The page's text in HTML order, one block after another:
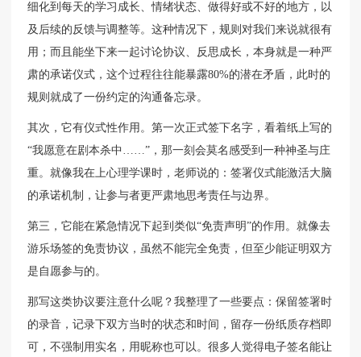
细化到每天的学习成长、情绪状态、做得好或不好的地方，以
及后续的反馈与调整等。这种情况下，规则对我们来说就很有
用；而且能坐下来一起讨论协议、反思成长，本身就是一种严
肃的承诺仪式，这个过程往往能暴露80%的潜在矛盾，此时的
规则就成了一份约定的沟通备忘录。
其次，它有仪式性作用。第一次正式签下名字，看着纸上写的
“我愿意在剧本杀中……”，那一刻会莫名感受到一种神圣与庄
重。就像我在上心理学课时，老师说的：签署仪式能激活大脑
的承诺机制，让参与者更严肃地思考责任与边界。
第三，它能在紧急情况下起到类似“免责声明”的作用。就像去
游乐场签的免责协议，虽然不能完全免责，但至少能证明双方
是自愿参与的。
那写这类协议要注意什么呢？我整理了一些要点：保留签署时
的录音，记录下双方当时的状态和时间，留存一份纸质存档即
可，不强制用实名，用昵称也可以。很多人觉得电子签名能让